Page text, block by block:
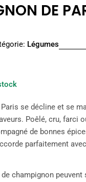
DE
Légumes
se décline et se
Poêlé, cru, farci
de bonnes
parfaitement
champignon